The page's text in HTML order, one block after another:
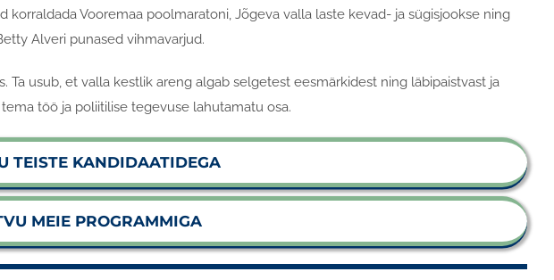
Vooremaa poolmaratoni, Jõgeva valla laste kevad- ja sügisjookse ning
Alveri punased vihmavarjud.
Ta usub, et valla kestlik areng algab selgetest eesmärkidest ning läbipaistvast ja
töö ja poliitilise tegevuse lahutamatu osa.
TEISTE KANDIDAATIDEGA
MEIE PROGRAMMIGA